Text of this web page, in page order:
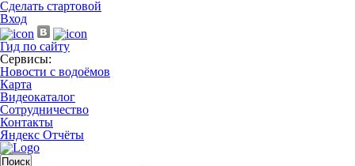
Сделать стартовой
Вход
Гид по сайту
Сервисы:
Новости с водоёмов
Карта
Видеокаталог
Сотрудничество
Контакты
Яндекс Отчёты